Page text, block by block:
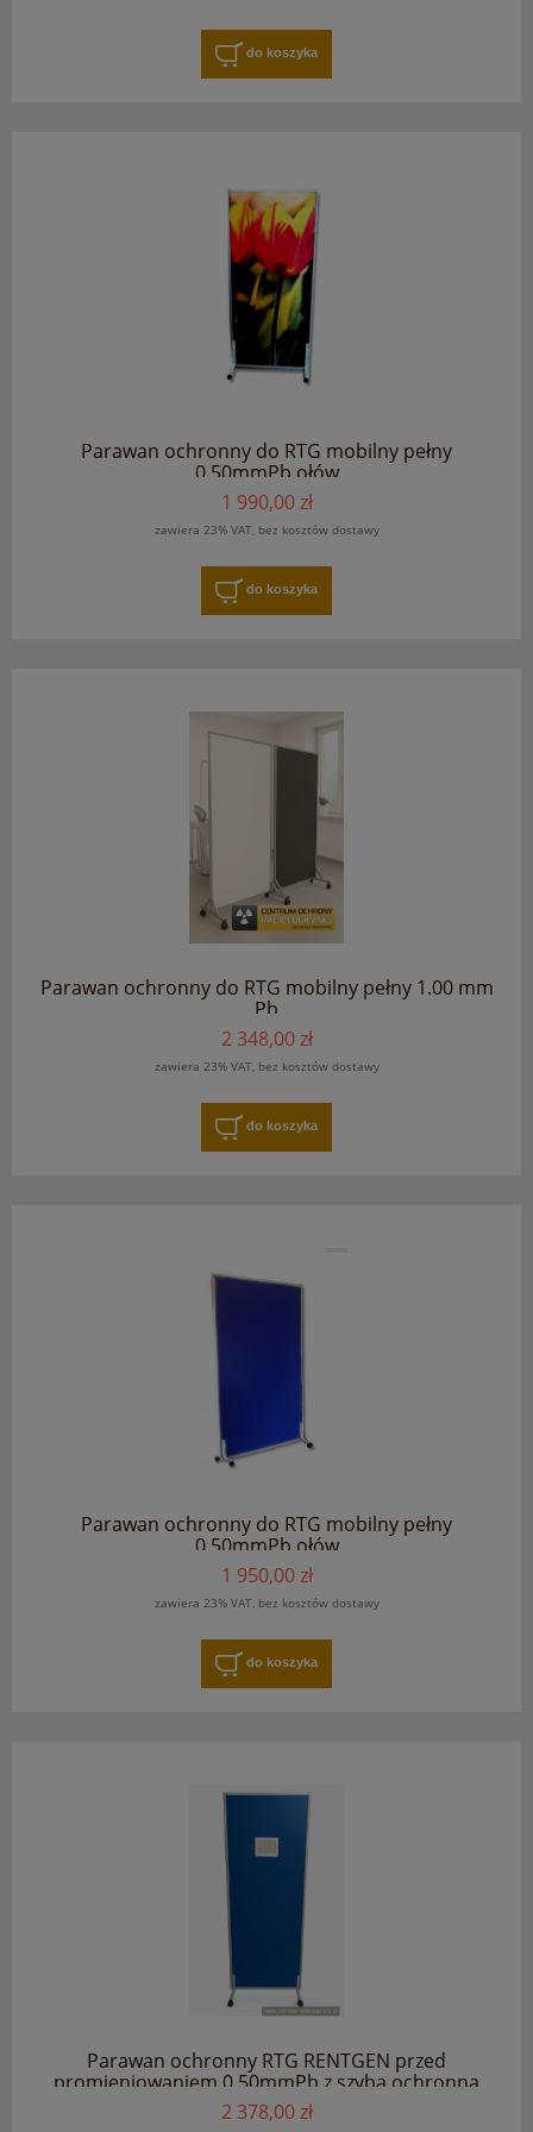
do koszyka
Parawan ochronny do RTG mobilny pełny
0.50mmPb ołów
1 990,00 zł
zawiera 23% VAT, bez kosztów dostawy
do koszyka
Parawan ochronny do RTG mobilny pełny 1.00 mm
Pb
2 348,00 zł
zawiera 23% VAT, bez kosztów dostawy
do koszyka
Parawan ochronny do RTG mobilny pełny
0.50mmPb ołów
1 950,00 zł
zawiera 23% VAT, bez kosztów dostawy
do koszyka
Parawan ochronny RTG RENTGEN przed
promieniowaniem 0.50mmPb z szybą ochronną
2 378,00 zł